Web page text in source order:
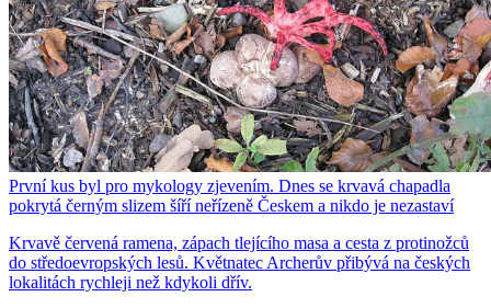
První kus byl pro mykology zjevením. Dnes se krvavá chapadla
pokrytá černým slizem šíří neřízeně Českem a nikdo je nezastaví
Krvavě červená ramena, zápach tlejícího masa a cesta z protinožců
do středoevropských lesů. Květnatec Archerův přibývá na českých
lokalitách rychleji než kdykoli dřív.